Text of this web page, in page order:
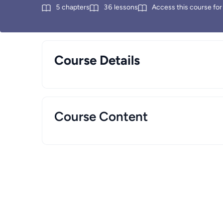
5 chapters 36 lessons Access this course for
Course Details
Course Content